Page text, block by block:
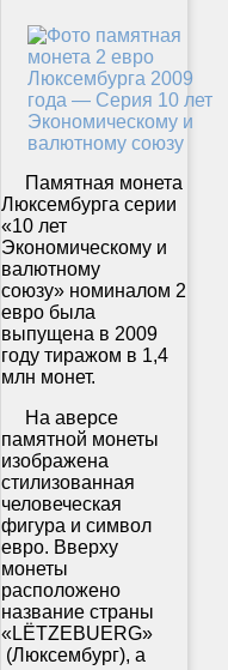
Памятная монета
Люксембурга серии
«10 лет
Экономическому и
валютному
союзу» номиналом 2
евро была
выпущена в 2009
году тиражом в 1,4
млн монет.
На аверсе
памятной монеты
изображена
стилизованная
человеческая
фигура и символ
евро. Вверху
монеты
расположено
название страны
«LËTZEBUERG»
(Люксембург), а